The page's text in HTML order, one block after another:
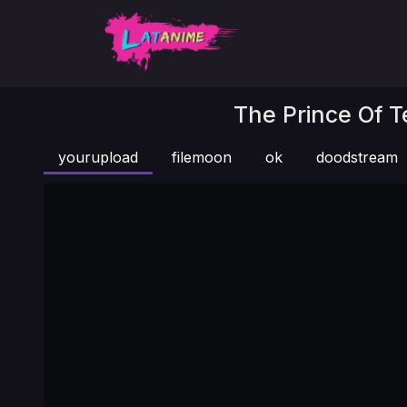
The Prince Of
yourupload filemoon ok doodstream